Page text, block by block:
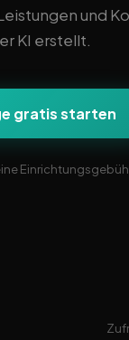
und
KI erstellt.
gratis starten